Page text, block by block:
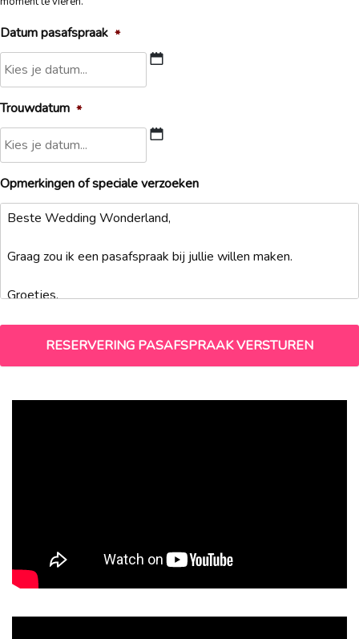
Datum pasafspraak *
slash
MM
slash
JJJJ
Trouwdatum *
slash
MM
JJJJ
Opmerkingen of speciale verzoeken